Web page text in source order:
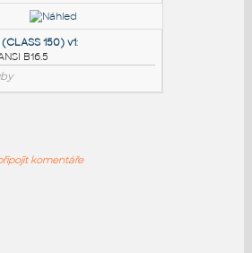
5 (CLASS 150) v1
ANSI B16.5
komentáře